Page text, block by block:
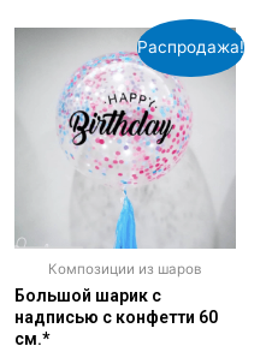
Распродажа!
Композиции из шаров
Большой шарик с
надписью с конфетти 60
см.*